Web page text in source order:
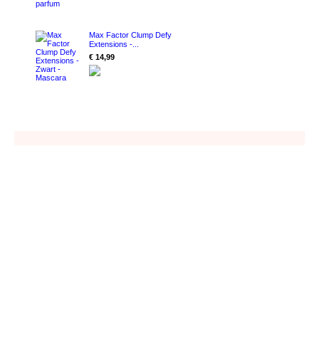
Max Factor Clump Defy
Extensions -...
€ 14,99